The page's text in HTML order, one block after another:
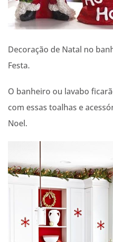
Decoração de Natal no
Festa.
O banheiro ou lavabo
com essas toalhas e
Noel.